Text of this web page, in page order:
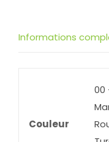
Informations
Couleur
00